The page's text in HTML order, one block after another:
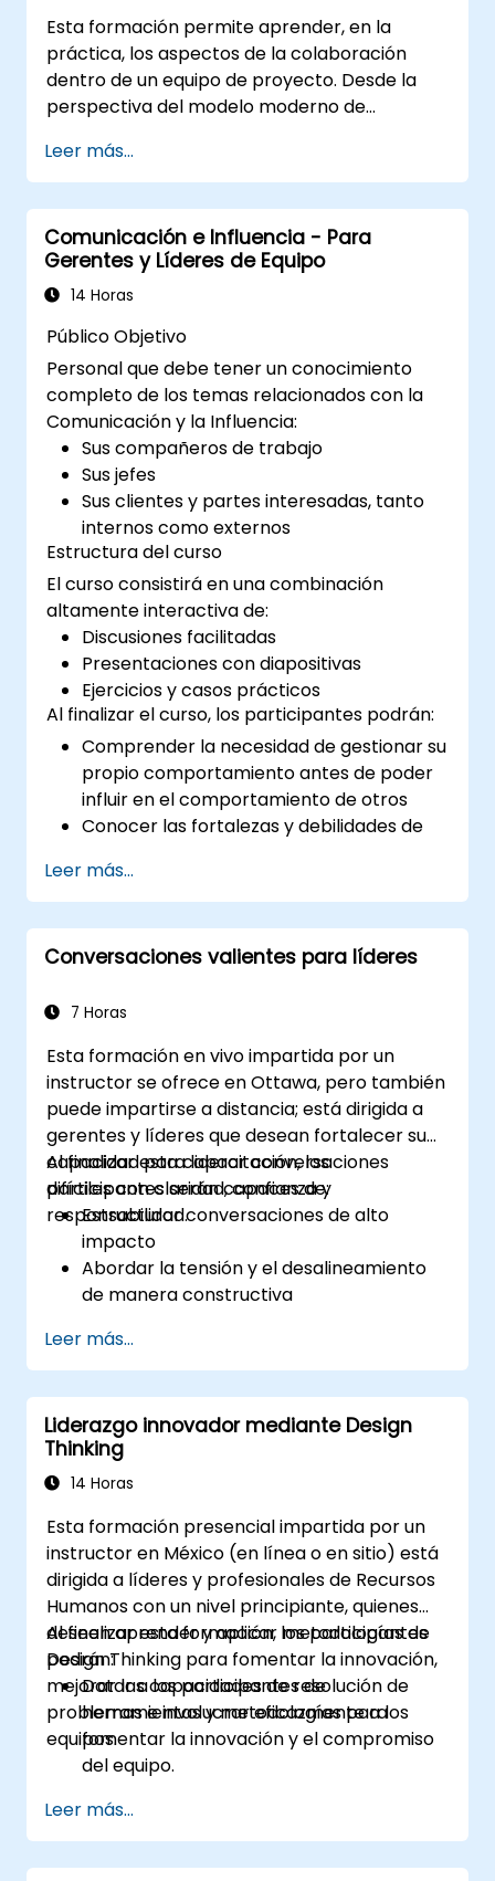
Esta formación permite aprender, en la
práctica, los aspectos de la colaboración
dentro de un equipo de proyecto. Desde la
perspectiva del modelo moderno de
oportunidad de familiarizarse con los
aspectos de formulación y transmisión de
información, establecimiento de normas de
cooperación, recepción y transferencia del
trabajo realizado, así como con los aspectos
de comunicación efectiva, motivación e
trabajo en equipo. La formación está dirigida a
personas interesadas en el desarrollo de
competencias en la gestión de un equipo de
proyecto. La formación consta de una parte
teórica, talleres y ejemplos prácticos.
Leer más...
Comunicación e Influencia - Para
Gerentes y Líderes de Equipo
14 Horas
Público Objetivo
Personal que debe tener un conocimiento
completo de los temas relacionados con la
Comunicación y la Influencia:
Sus compañeros de trabajo
Sus jefes
Sus clientes y partes interesadas, tanto
internos como externos
Estructura del curso
El curso consistirá en una combinación
altamente interactiva de:
Discusiones facilitadas
Presentaciones con diapositivas
Ejercicios y casos prácticos
Al finalizar el curso, los participantes podrán:
Comprender la necesidad de gestionar su
propio comportamiento antes de poder
influir en el comportamiento de otros
Conocer las fortalezas y debilidades de
disponibles
Gestionar a sus clientes y partes
interesadas, tanto internos como
externos
difíciles que puedan presentarse en la
Leer más...
Conversaciones valientes para líderes
7 Horas
Esta formación en vivo impartida por un
instructor se ofrece en Ottawa, pero también
puede impartirse a distancia; está dirigida a
gerentes y líderes que desean fortalecer su
capacidad para liderar conversaciones
difíciles con claridad, confianza y
responsabilidad.
Al finalizar esta capacitación, los
participantes serán capaces de:
Estructurar conversaciones de alto
impacto
Abordar la tensión y el desalineamiento
de manera constructiva
del equipo
Liderar con claridad bajo presión
Leer más...
Liderazgo innovador mediante Design
Thinking
14 Horas
Esta formación presencial impartida por un
instructor en México (en línea o en sitio) está
dirigida a líderes y profesionales de Recursos
Humanos con un nivel principiante, quienes
deseen aprender y aplicar metodologías de
Design Thinking para fomentar la innovación,
mejorar las capacidades de resolución de
problemas e involucrar eficazmente a los
equipos.
Al finalizar esta formación, los participantes
podrán:
Dotar a los participantes de
herramientas y metodologías para
fomentar la innovación y el compromiso
del equipo.
empatía, ideación y prototipado para
abordar desafíos complejos.
Aplicar los principios de Design Thinking
Leer más...